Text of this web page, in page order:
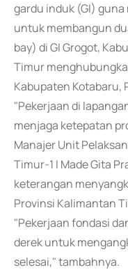
gardu induk (GI)
untuk membangun
bay) di GI Grogot,
Timur
Kabupaten Kotabaru,
"Pekerjaan di
menjaga ketepatan
Manajer Unit
Timur-1 I Made Gita
keterangan
Provinsi Kalimantan
"Pekerjaan fondasi
derek untuk
selesai," tambahnya.